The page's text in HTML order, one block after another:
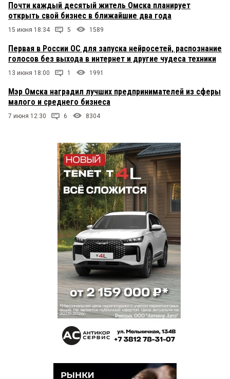
Почти каждый десятый житель Омска планирует
открыть свой бизнес в ближайшие два года
15 июня 18:34 5 1589
Первая в России ОС для запуска нейросетей, распознание
голосов без выхода в интернет и другие чудеса техники
13 июня 18:00 1 1991
Мэр Омска наградил лучших предпринимателей из сферы
малого и среднего бизнеса
7 июня 12:30 6 8304